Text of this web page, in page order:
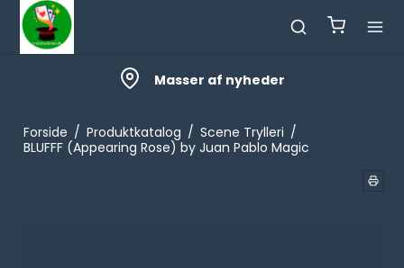
Masser af nyheder
Forside / Produktkatalog / Scene Trylleri /
BLUFFF (Appearing Rose) by Juan Pablo Magic